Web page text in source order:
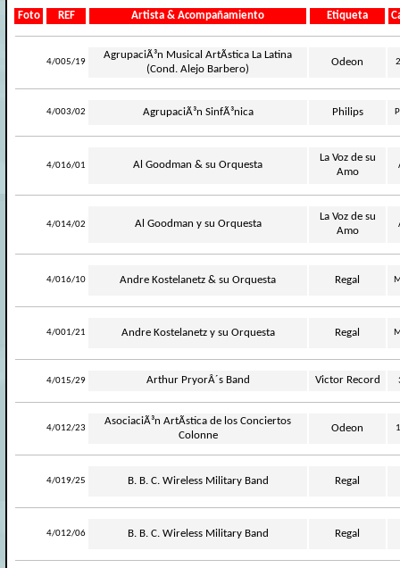
Foto REF Artista & Acompañamiento Etiqueta
4/005/19
AgrupaciÃ³n Musical ArtÃ­stica La Latina
(Cond. Alejo Barbero)
Odeon
4/003/02 AgrupaciÃ³n SinfÃ³nica Philips
4/016/01 Al Goodman & su Orquesta
La Voz de su
Amo
4/014/02 Al Goodman y su Orquesta
La Voz de su
Amo
4/016/10 Andre Kostelanetz & su Orquesta Regal
4/001/21 Andre Kostelanetz y su Orquesta Regal
4/015/29 Arthur PryorÂ´s Band Victor Record
4/012/23
AsociaciÃ³n ArtÃ­stica de los Conciertos
Colonne
Odeon
4/019/25 B. B. C. Wireless Military Band Regal
4/012/06 B. B. C. Wireless Military Band Regal